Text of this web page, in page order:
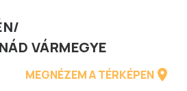
/
VÁRMEGYE
MEGNÉZEM A TÉRKÉPEN